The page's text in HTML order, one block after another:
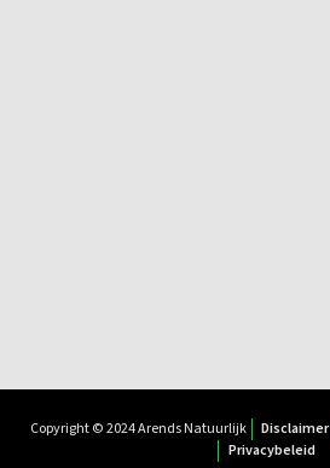
Copyright © 2024 Arends Natuurlijk Disclaimer
Privacybeleid